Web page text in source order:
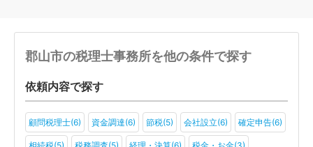
郡山市の税理士事務所を他の条件で探す
依頼内容で探す
顧問税理士(6) 資金調達(6) 節税(5) 会社設立(6) 確定申告(6)